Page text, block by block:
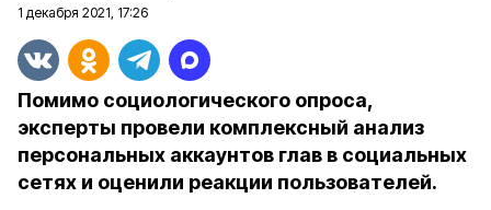
1 декабря 2021, 17:26
Помимо социологического опроса,
эксперты провели комплексный анализ
персональных аккаунтов глав в социальных
сетях и оценили реакции пользователей.